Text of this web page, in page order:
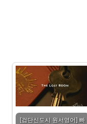
[검단신도시 원서영어] 빠